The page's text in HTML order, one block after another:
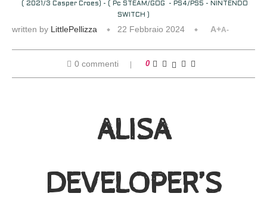
( 2021/3 Casper Croes) - ( Pc STEAM/GOG - PS4/PS5 - NINTENDO
SWITCH )
written by LittlePellizza 22 Febbraio 2024 A+A-
0 commenti 0
ALISA
DEVELOPER’S